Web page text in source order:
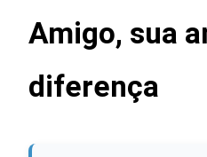
Amigo, sua
diferença